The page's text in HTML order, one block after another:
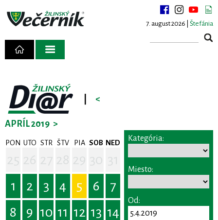
7. august 2026 | Štefánia
<
APRÍL 2019 >
PON UTO STR ŠTV PIA SOB NED
1
2 3 4 5 6
7
8
9 10 11 12 13 14
Kategória:
Miesto:
Od: